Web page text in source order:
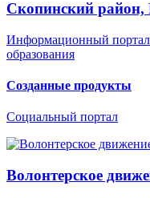
Скопинский район,
Информационный
образования
Созданные продукты
Социальный портал
Волонтерское